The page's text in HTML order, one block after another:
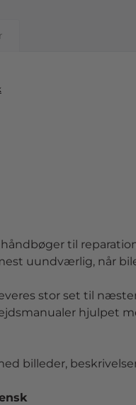
er til
uundværlig, når
eres stor set til
er hjulpet
billeder, beskrivelse